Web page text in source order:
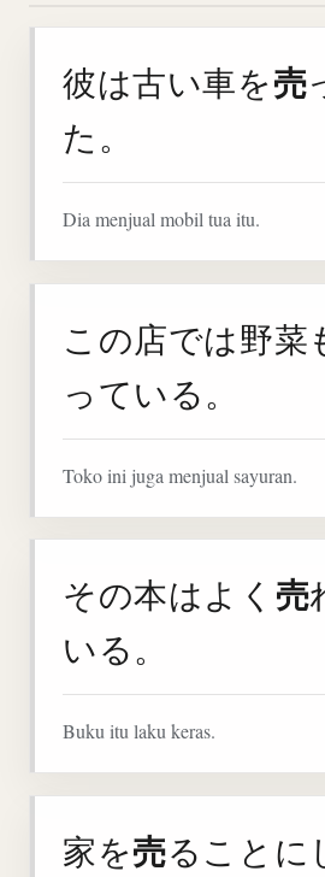
彼は古い車を売
た。
Dia menjual mobil tua itu.
この店では野菜
っている。
Toko ini juga menjual sayuran.
その本はよく 売
いる。
Buku itu laku keras.
家を売ることに